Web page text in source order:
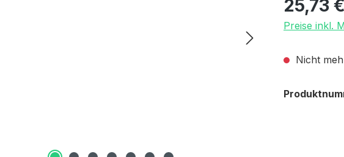
25,73 €
Preise inkl.
Nicht